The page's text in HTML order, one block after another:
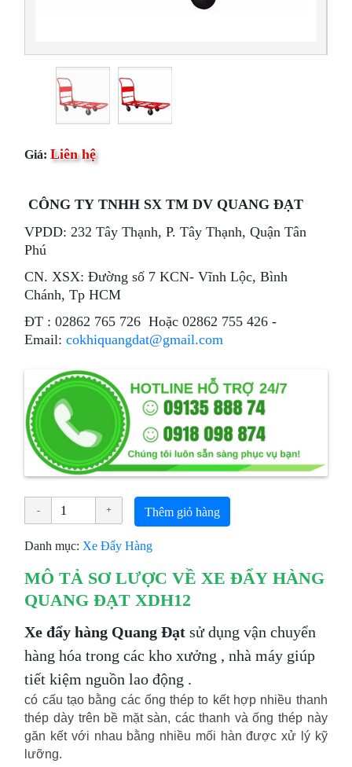
Giá: Liên hệ
CÔNG TY TNHH SX TM DV QUANG ĐẠT
VPDD: 232 Tây Thạnh, P. Tây Thạnh, Quận Tân
Phú
CN. XSX: Đường số 7 KCN- Vĩnh Lộc, Bình
Chánh, Tp HCM
ÐT : 02862 765 726 Hoặc 02862 755 426 -
Email:cokhiquangdat@gmail.com
Thêm giỏ hàng
Danh mục: Xe Đẩy Hàng
MÔ TẢ SƠ LƯỢC VỀ XE ĐẨY HÀNG
QUANG ĐẠT XDH12
Xe đẩy hàng Quang Đạtsử dụng vận chuyển
hàng hóa trong các kho xưởng , nhà máy giúp
tiết kiệm nguồn lao động .
có cấu tạo bằng các ống thép to kết hợp nhiều thanh
thép dày trên bề mặt sàn, các thanh và ống thép này
găn kết với nhau bằng nhiều mối hàn được xử lý kỹ
lưỡng.